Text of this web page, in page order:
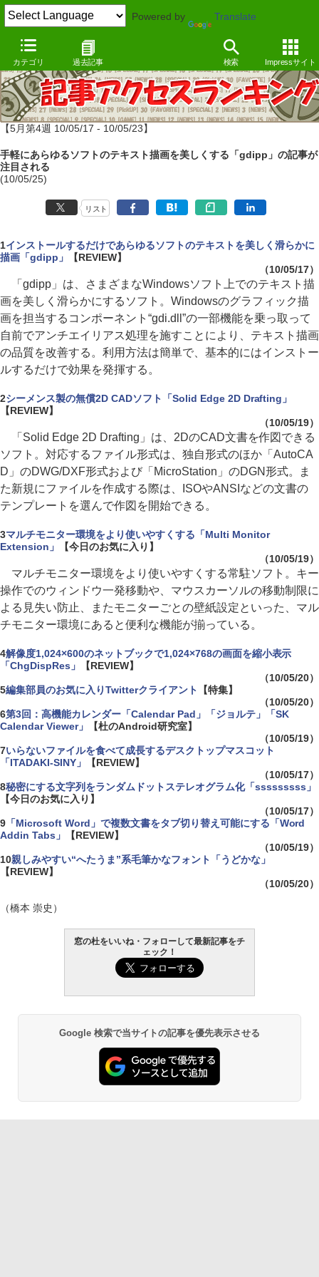
Powered by Translate
カテゴリ 過去記事 検索 Impressサイト
【5月第4週 10/05/17 - 10/05/23】
手軽にあらゆるソフトのテキスト描画を美しくする「gdipp」の記事が
注目される
(10/05/25)
リスト
1インストールするだけであらゆるソフトのテキストを美しく滑らかに
描画「gdipp」
【REVIEW】
（10/05/17）
「gdipp」は、さまざまなWindowsソフト上でのテキスト描
画を美しく滑らかにするソフト。Windowsのグラフィック描
画を担当するコンポーネント“gdi.dll”の一部機能を乗っ取って
自前でアンチエイリアス処理を施すことにより、テキスト描画
の品質を改善する。利用方法は簡単で、基本的にはインストー
ルするだけで効果を発揮する。
2シーメンス製の無償2D CADソフト「Solid Edge 2D Drafting」
【REVIEW】
（10/05/19）
「Solid Edge 2D Drafting」は、2DのCAD文書を作図できる
ソフト。対応するファイル形式は、独自形式のほか「AutoCA
D」のDWG/DXF形式および「MicroStation」のDGN形式。ま
た新規にファイルを作成する際は、ISOやANSIなどの文書の
テンプレートを選んで作図を開始できる。
3マルチモニター環境をより使いやすくする「Multi Monitor
Extension」
【今日のお気に入り】
（10/05/19）
マルチモニター環境をより使いやすくする常駐ソフト。キー
操作でのウィンドウ一発移動や、マウスカーソルの移動制限に
よる見失い防止、またモニターごとの壁紙設定といった、マル
チモニター環境にあると便利な機能が揃っている。
4解像度1,024×600のネットブックで1,024×768の画面を縮小表示
「ChgDispRes」
【REVIEW】
（10/05/20）
5編集部員のお気に入りTwitterクライアント
【特集】
（10/05/20）
6第3回：高機能カレンダー「Calendar Pad」「ジョルテ」「SK
Calendar Viewer」
【杜のAndroid研究室】
（10/05/19）
7いらないファイルを食べて成長するデスクトップマスコット
「ITADAKI-SINY」
【REVIEW】
（10/05/17）
8秘密にする文字列をランダムドットステレオグラム化「sssssssss」
【今日のお気に入り】
（10/05/17）
9 「Microsoft Word」で複数文書をタブ切り替え可能にする「Word
Addin Tabs」
【REVIEW】
（10/05/19）
10親しみやすい“へたうま”系毛筆かなフォント「うどかな」
【REVIEW】
（10/05/20）
（橋本 崇史）
窓の杜をいいね・フォローして最新記事をチ
ェック！
Google 検索で当サイトの記事を優先表示させる